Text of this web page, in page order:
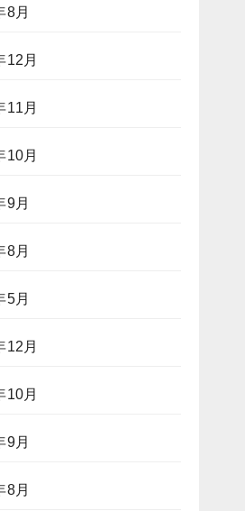
8月
12月
11月
10月
9月
8月
5月
12月
10月
9月
8月